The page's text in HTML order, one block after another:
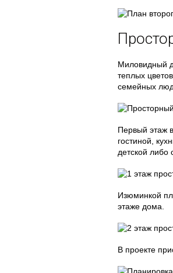
Миловидный
теплых
семейных
Первый этаж
гостиной,
детской либо
Изюминкой
этаже дома.
В проекте